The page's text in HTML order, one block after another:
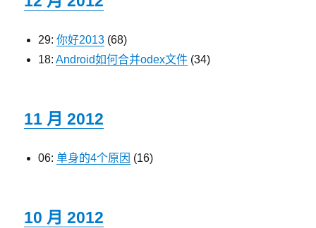
29: 你好2013 (68)
18: Android如何合并odex文件 (34)
11 月 2012
06: 单身的4个原因 (16)
10 月 2012